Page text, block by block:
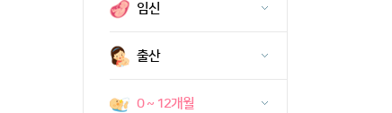
임신
출산
0 ~ 12개월